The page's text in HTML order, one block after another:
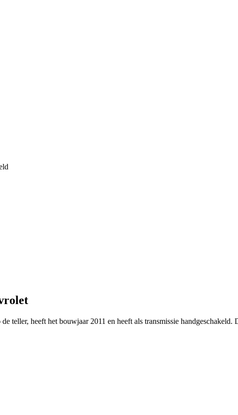
teller, heeft het bouwjaar 2011 en heeft als transmissie